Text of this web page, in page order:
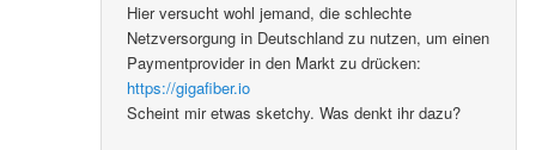
Hier versucht wohl jemand, die schlechte
Netzversorgung in Deutschland zu nutzen, um einen
Paymentprovider in den Markt zu drücken:
https://gigafiber.io
Scheint mir etwas sketchy. Was denkt ihr dazu?